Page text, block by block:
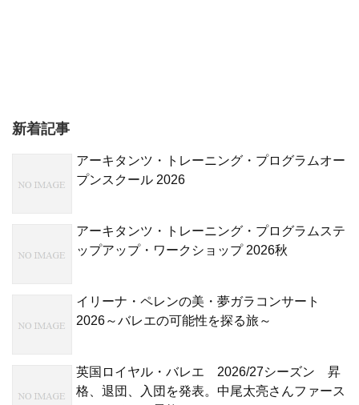
新着記事
アーキタンツ・トレーニング・プログラムオー
プンスクール 2026
アーキタンツ・トレーニング・プログラムステ
ップアップ・ワークショップ 2026秋
イリーナ・ペレンの美・夢ガラコンサート
2026～バレエの可能性を探る旅～
英国ロイヤル・バレエ 2026/27シーズン 昇
格、退団、入団を発表。中尾太亮さんファース